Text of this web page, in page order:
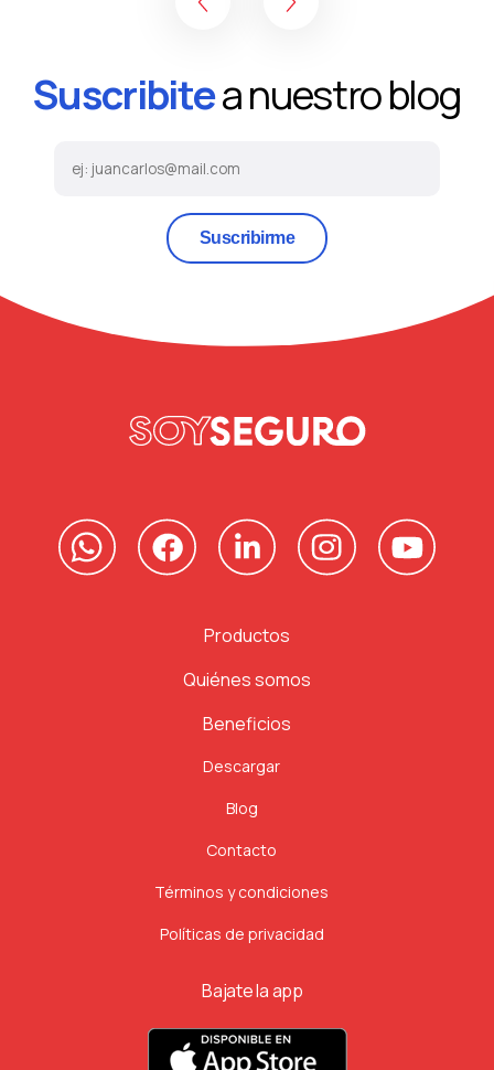
Suscribitea nuestro blog
Suscribirme
Productos
Quiénes somos
Beneficios
Descargar
Blog
Contacto
Términos y condiciones
Políticas de privacidad
Bajate la app